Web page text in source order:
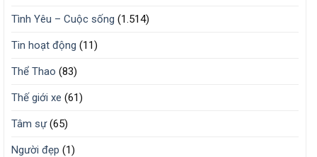
Tình Yêu – Cuộc sống (1.514)
Tin hoạt động (11)
Thể Thao (83)
Thế giới xe (61)
Tâm sự(65)
Người đẹp (1)